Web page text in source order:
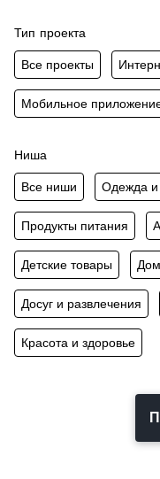
Тип проекта
Все проекты
Мобильное
Ниша
Все ниши Одежда и
Продукты питания
Детские товары
Досуг и развлечения
Красота и здоровье